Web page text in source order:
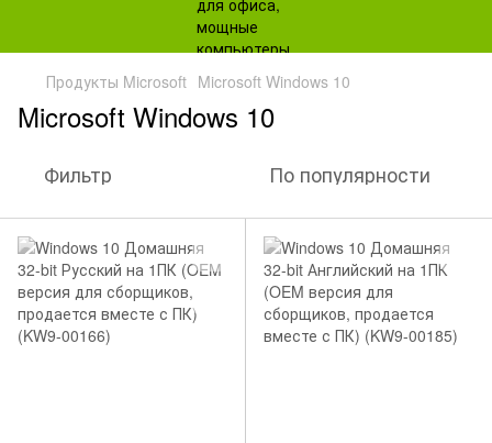
Продукты Microsoft Microsoft Windows 10
Microsoft Windows 10
Фильтр По популярности